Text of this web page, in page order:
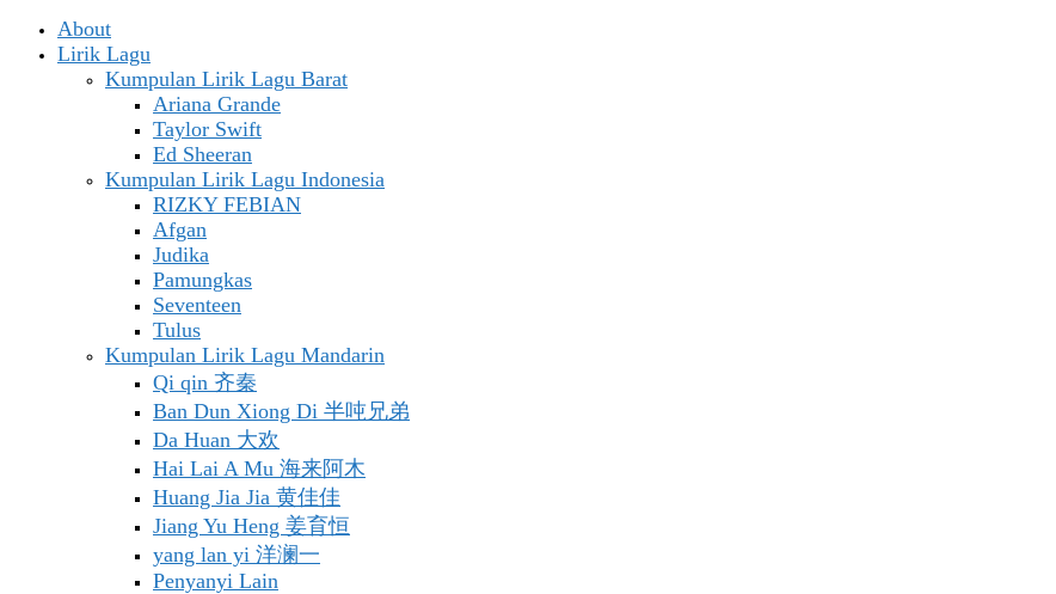
About
Lirik Lagu
Kumpulan Lirik Lagu Barat
Ariana Grande
Taylor Swift
Ed Sheeran
Kumpulan Lirik Lagu Indonesia
RIZKY FEBIAN
Afgan
Judika
Pamungkas
Seventeen
Tulus
Kumpulan Lirik Lagu Mandarin
Qi qin 齐秦
Ban Dun Xiong Di 半吨兄弟
Da Huan 大欢
Hai Lai A Mu 海来阿木
Huang Jia Jia 黄佳佳
Jiang Yu Heng 姜育恒
yang lan yi 洋澜一
Penyanyi Lain